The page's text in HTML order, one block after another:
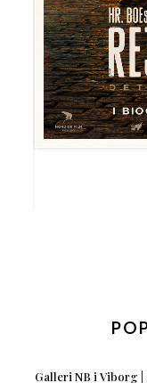
Galleri NB i Viborg |